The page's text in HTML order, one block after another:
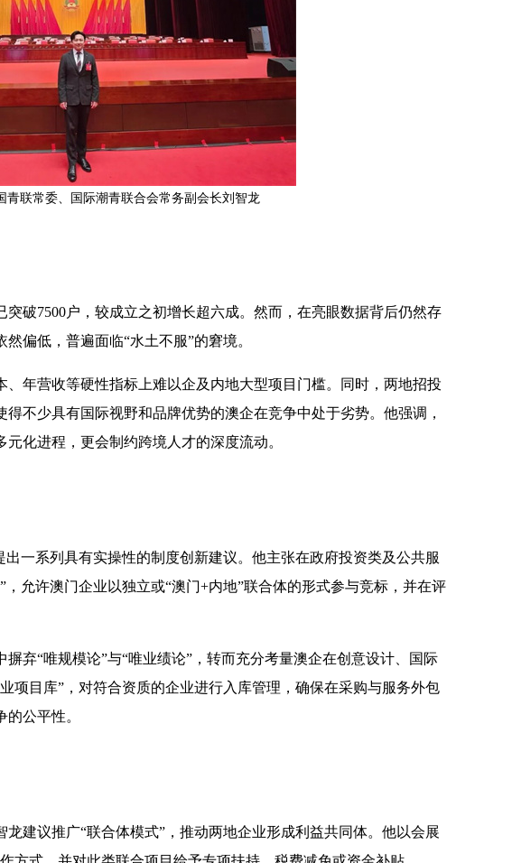
青联常委、国际潮青联合会常务副会长刘智龙
突破7500户，较成立之初增长超六成。然而，在亮眼数据背后仍然存
偏低，普遍面临“水土不服”的窘境。
年营收等硬性指标上难以企及内地大型项目门槛。同时，两地招投
不少具有国际视野和品牌优势的澳企在竞争中处于劣势。他强调，
化进程，更会制约跨境人才的深度流动。
一系列具有实操性的制度创新建议。他主张在政府投资类及公共服
允许澳门企业以独立或“澳门+内地”联合体的形式参与竞标，并在评
弃“唯规模论”与“唯业绩论”，转而充分考量澳企在创意设计、国际
项目库”，对符合资质的企业进行入库管理，确保在采购与服务外包
公平性。
建议推广“联合体模式”，推动两地企业形成利益共同体。他以会展